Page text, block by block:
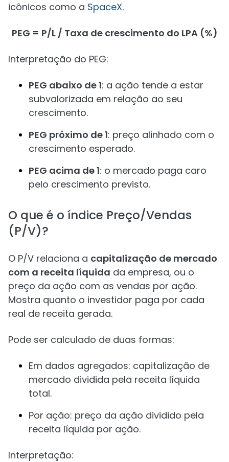
icônicos como a SpaceX.
PEG = P/L / Taxa de crescimento do LPA (%)
Interpretação do PEG:
PEG abaixo de 1: a ação tende a estar
subvalorizada em relação ao seu
crescimento.
PEG próximo de 1: preço alinhado com o
crescimento esperado.
PEG acima de 1: o mercado paga caro
pelo crescimento previsto.
O que é o índice Preço/Vendas
(P/V)?
O P/V relaciona a capitalização de mercado
com a receita líquida da empresa, ou o
preço da ação com as vendas por ação.
Mostra quanto o investidor paga por cada
real de receita gerada.
Pode ser calculado de duas formas:
Em dados agregados: capitalização de
mercado dividida pela receita líquida
total.
Por ação: preço da ação dividido pela
receita líquida por ação.
Interpretação: